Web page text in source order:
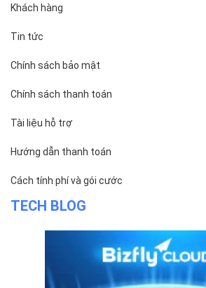
Giới thiệu
Khách hàng
Tin tức
Chính sách bảo mật
Chính sách thanh toán
Tài liệu hỗ trợ
Hướng dẫn thanh toán
Cách tính phí và gói cước
TECH BLOG